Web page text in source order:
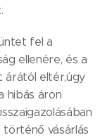
fel a
ellenére, és a
árától eltér,úgy
hibás áron
történő vásárlás